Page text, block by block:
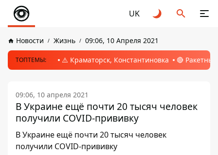
UK
Новости Жизнь 09:06, 10 Апреля 2021
ТОПТЕМЫ: ⚠️ Краматорск, Константиновка 🔴
09:06, 10 апреля 2021
В Украине ещё почти 20 тысяч человек
получили COVID-прививку
В Украине ещё почти 20 тысяч человек
получили COVID-прививку